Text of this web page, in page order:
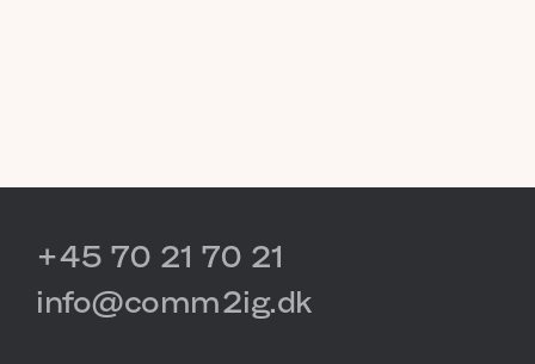
+45 70 21 70 21
info@comm2ig.dk